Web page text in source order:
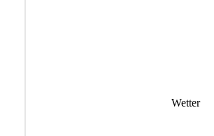
Wetter